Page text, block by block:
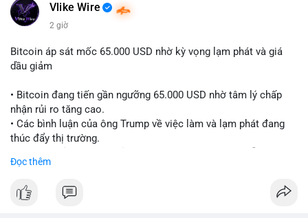
Vlike Wire
2 giờ
Bitcoin áp sát mốc 65.000 USD nhờ kỳ vọng lạm phát và giá
dầu giảm
• Bitcoin đang tiến gần ngưỡng 65.000 USD nhờ tâm lý chấp
nhận rủi ro tăng cao.
• Các bình luận của ông Trump về việc làm và lạm phát đang
thúc đẩy thị trường.
tăng của tài sản rủi ro.
phiếu kho bạc và chỉ số USD có giảm hay không.
Đọc thêm